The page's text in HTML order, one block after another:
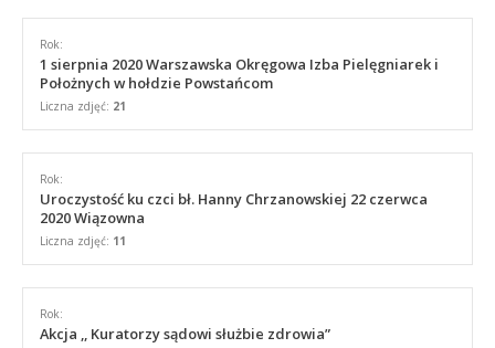
Rok:
1 sierpnia 2020 Warszawska Okręgowa Izba Pielęgniarek i
Położnych w hołdzie Powstańcom
Liczna zdjęć: 21
Rok:
Uroczystość ku czci bł. Hanny Chrzanowskiej 22 czerwca
2020 Wiązowna
Liczna zdjęć: 11
Rok:
Akcja ,, Kuratorzy sądowi służbie zdrowia”